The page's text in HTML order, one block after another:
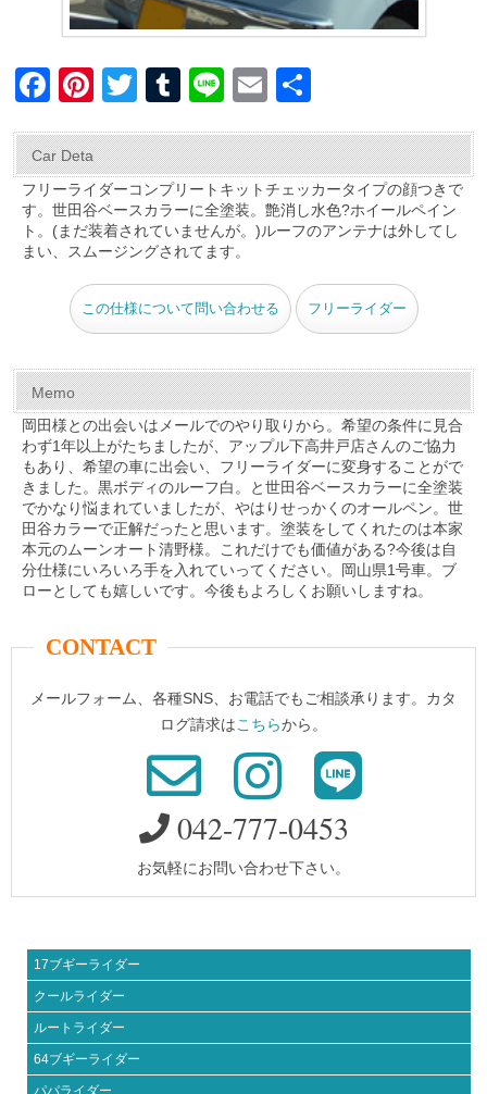
F
c
e
b
o
Pi
er
e
st
T
tt
er
T
m
bl
r
Li
e
E
ail
Car Deta
フリーライダーコンプリートキットチェッカータイプの顔つきで
す。世田谷ベースカラーに全塗装。艶消し水色?ホイールペイン
ト。(まだ装着されていませんが。)ルーフのアンテナは外してし
まい、スムージングされてます。
この仕様について問い合わせる フリーライダー
Memo
岡田様との出会いはメールでのやり取りから。希望の条件に見合
わず1年以上がたちましたが、アップル下高井戸店さんのご協力
もあり、希望の車に出会い、フリーライダーに変身することがで
きました。黒ボディのルーフ白。と世田谷ベースカラーに全塗装
でかなり悩まれていましたが、やはりせっかくのオールペン。世
田谷カラーで正解だったと思います。塗装をしてくれたのは本家
本元のムーンオート清野様。これだけでも価値がある?今後は自
分仕様にいろいろ手を入れていってください。岡山県1号車。ブ
ローとしても嬉しいです。今後もよろしくお願いしますね。
CONTACT
メールフォーム、各種SNS、お電話でもご相談承ります。カタ
ログ請求はこちらから。
042-777-0453
お気軽にお問い合わせ下さい。
17ブギーライダー
クールライダー
ルートライダー
64ブギーライダー
パパライダー